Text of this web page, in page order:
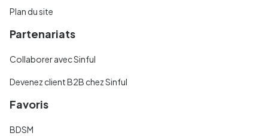
Plan du site
Partenariats
Collaborer avec Sinful
Devenez client B2B chez Sinful
Favoris
BDSM